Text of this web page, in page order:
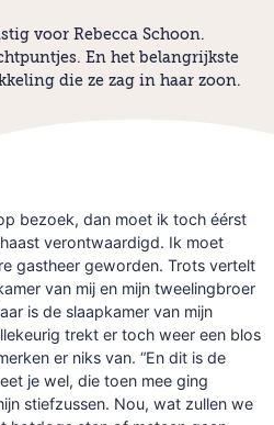
voor Rebecca Schoon.
En het belangrijkste
die ze zag in haar zoon.
bezoek, dan moet ik toch éérst
verontwaardigd. Ik moet
gastheer geworden. Trots vertelt
van mij en mijn tweelingbroer
is de slaapkamer van mijn
trekt er toch weer een blos
er niks van. “En dit is de
je wel, die toen mee ging
stiefzussen. Nou, wat zullen we